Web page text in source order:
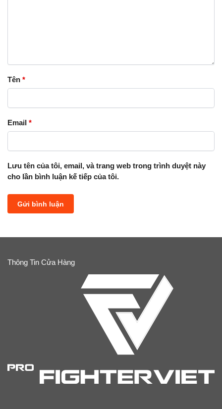
Tên *
Email *
Lưu tên của tôi, email, và trang web trong trình duyệt này
cho lần bình luận kế tiếp của tôi.
Thông Tin Cửa Hàng